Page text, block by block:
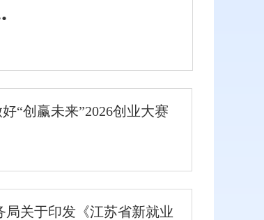
“创赢未来”2026创业大赛
关于印发《江苏省新就业